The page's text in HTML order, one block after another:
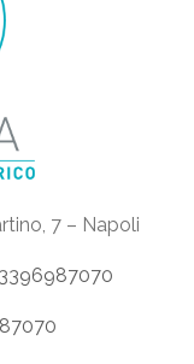
7 – Napoli